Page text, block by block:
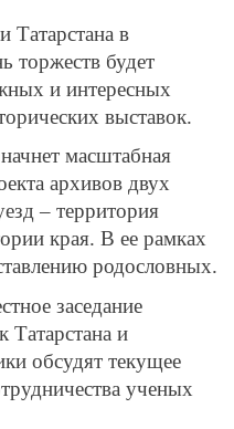
Татарстана в
торжеств будет
и интересных
выставок.
масштабная
архивов двух
– территория
края. В ее рамках
родословных.
заседание
Татарстана и
обсудят текущее
ученых